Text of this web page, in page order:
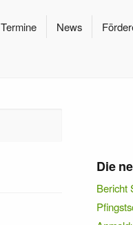
Termine News
Die
Bericht